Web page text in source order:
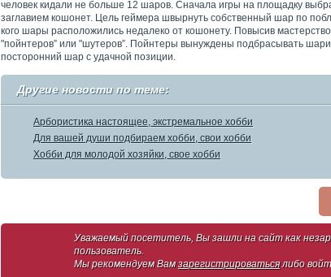
человек кидали не больше 12 шаров. Сначала игры на площадку
заглавием кошонет. Цель геймера швырнуть собственный шар по
кого шары расположились недалеко от кошонету. Повысив
"пойнтеров” или "шутеров”. Пойнтеры вынуждены подбрасывать
посторонний шар с удачной позиции.
Другие новости по теме:
Арбористика настоящее, экстремальное хобби
Для вашей души подбираем хобби, свои хобби
Хобби для молодой хозяйки, свое хобби
Уважаемый посетитель, Вы зашли на сайт как
пользователь.
Мы рекомендуем Вамзарегистрироватьсялибо